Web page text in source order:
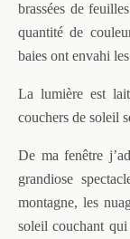
brassées de
quantité de
baies ont envahi
La lumière est
couchers de soleil
De ma fenêtre
grandiose
montagne, les
soleil couchant